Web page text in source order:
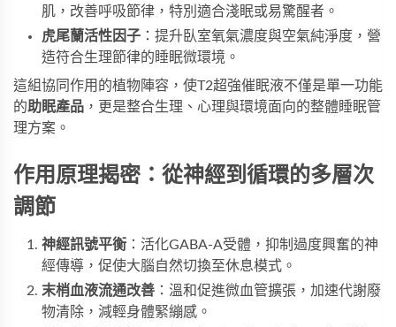
肌，改善呼吸節律，特別適合淺眠或易驚醒者。
虎尾蘭活性因子 ：提升臥室氧氣濃度與空氣純淨度，營
造符合生理節律的睡眠微環境。
這組協同作用的植物陣容，使T2超強催眠液不僅是單一功能
的助眠產品 ，更是整合生理、心理與環境面向的整體睡眠管
理方案。
作用原理揭密：從神經到循環的多層次
調節
神經訊號平衡 ：活化GABA-A受體，抑制過度興奮的神
經傳導，促使大腦自然切換至休息模式。
末梢血液流通改善 ：溫和促進微血管擴張，加速代謝廢
物清除，減輕身體緊繃感。